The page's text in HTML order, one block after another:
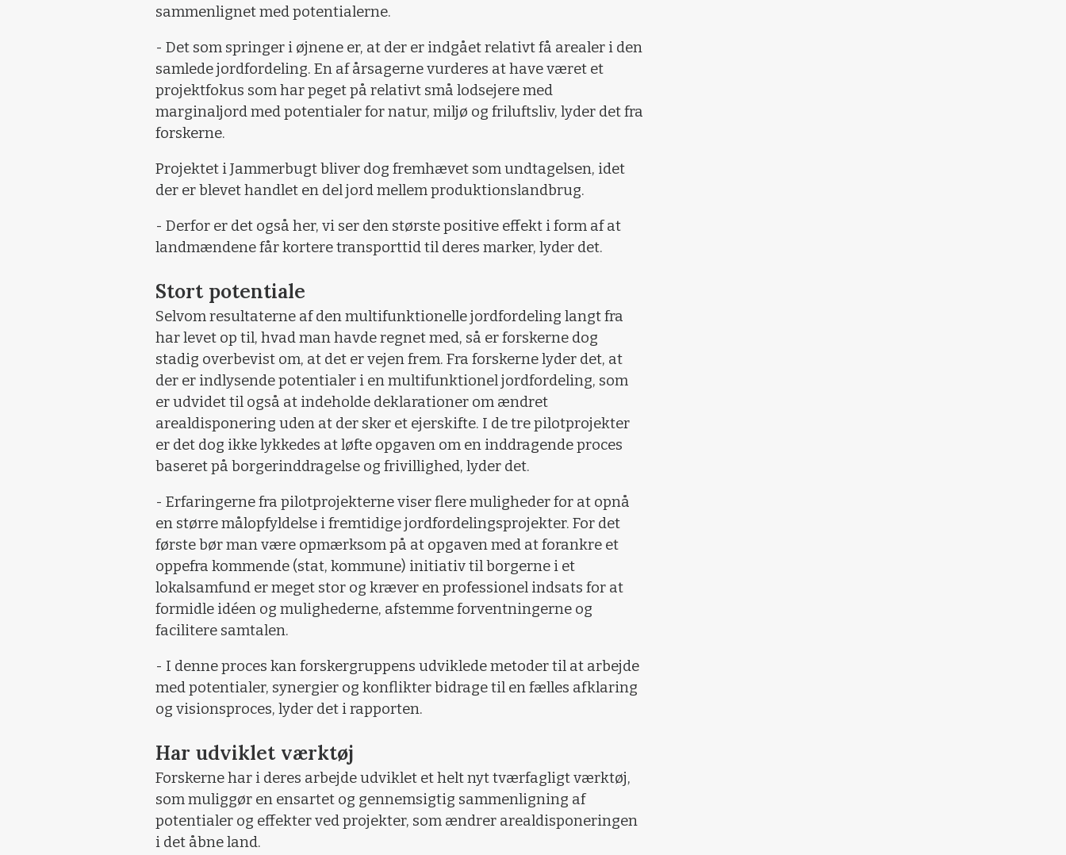
sammenlignet med potentialerne.
- Det som springer i øjnene er, at der er indgået relativt få arealer i den
samlede jordfordeling. En af årsagerne vurderes at have været et
projektfokus som har peget på relativt små lodsejere med
marginaljord med potentialer for natur, miljø og friluftsliv, lyder det fra
forskerne.
Projektet i Jammerbugt bliver dog fremhævet som undtagelsen, idet
der er blevet handlet en del jord mellem produktionslandbrug.
- Derfor er det også her, vi ser den største positive effekt i form af at
landmændene får kortere transporttid til deres marker, lyder det.
Stort potentiale
Selvom resultaterne af den multifunktionelle jordfordeling langt fra
har levet op til, hvad man havde regnet med, så er forskerne dog
stadig overbevist om, at det er vejen frem. Fra forskerne lyder det, at
der er indlysende potentialer i en multifunktionel jordfordeling, som
er udvidet til også at indeholde deklarationer om ændret
arealdisponering uden at der sker et ejerskifte. I de tre pilotprojekter
er det dog ikke lykkedes at løfte opgaven om en inddragende proces
baseret på borgerinddragelse og frivillighed, lyder det.
- Erfaringerne fra pilotprojekterne viser flere muligheder for at opnå
en større målopfyldelse i fremtidige jordfordelingsprojekter. For det
første bør man være opmærksom på at opgaven med at forankre et
oppefra kommende (stat, kommune) initiativ til borgerne i et
lokalsamfund er meget stor og kræver en professionel indsats for at
formidle idéen og mulighederne, afstemme forventningerne og
facilitere samtalen.
- I denne proces kan forskergruppens udviklede metoder til at arbejde
med potentialer, synergier og konflikter bidrage til en fælles afklaring
og visionsproces, lyder det i rapporten.
Har udviklet værktøj
Forskerne har i deres arbejde udviklet et helt nyt tværfagligt værktøj,
som muliggør en ensartet og gennemsigtig sammenligning af
potentialer og effekter ved projekter, som ændrer arealdisponeringen
i det åbne land.